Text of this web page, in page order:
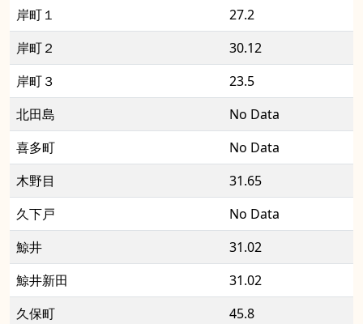
岸町１
27.2
岸町２
30.12
岸町３
23.5
北田島
No Data
喜多町
No Data
木野目
31.65
久下戸
No Data
鯨井
31.02
鯨井新田
31.02
久保町
45.8